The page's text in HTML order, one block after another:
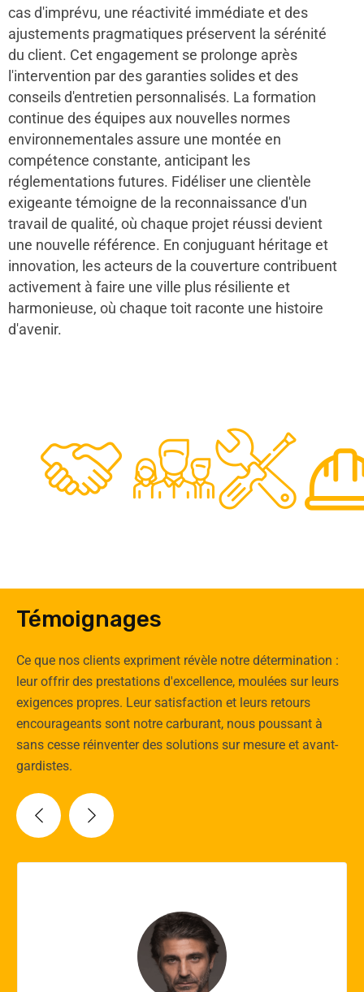
cas d'imprévu, une réactivité immédiate et des
ajustements pragmatiques préservent la sérénité
du client. Cet engagement se prolonge après
l'intervention par des garanties solides et des
conseils d'entretien personnalisés. La formation
continue des équipes aux nouvelles normes
environnementales assure une montée en
compétence constante, anticipant les
réglementations futures. Fidéliser une clientèle
exigeante témoigne de la reconnaissance d'un
travail de qualité, où chaque projet réussi devient
une nouvelle référence. En conjuguant héritage et
innovation, les acteurs de la couverture contribuent
activement à faire une ville plus résiliente et
harmonieuse, où chaque toit raconte une histoire
d'avenir.
48
0
50
Experts
Témoignages
Ce que nos clients expriment révèle notre détermination :
leur offrir des prestations d'excellence, moulées sur leurs
exigences propres. Leur satisfaction et leurs retours
encourageants sont notre carburant, nous poussant à
sans cesse réinventer des solutions sur mesure et avant-
gardistes.